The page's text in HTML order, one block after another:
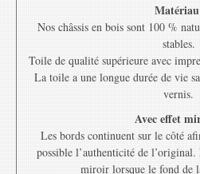
Nos châssis en bois sont 100 %
stables.
Toile de qualité supérieure avec
La toile a une longue durée de vie
vernis.
Avec effet
Les bords continuent sur le côté
possible l’authenticité de
miroir lorsque le fond de